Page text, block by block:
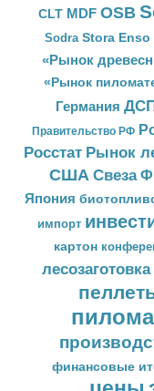
CLT MDF OSB
Sodra Stora Enso
«Рынок
«Рынок
Германия
Правительство РФ
Росстат Рынок
США Свеза
Япония
импорт
картон
лесозаготовка
финансовые